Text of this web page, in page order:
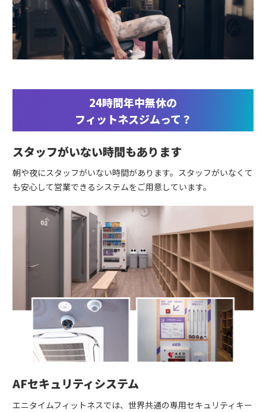
24時間年中無休の
フィットネスジムって？
スタッフがいない時間もあります
朝や夜にスタッフがいない時間があります。スタッフがいなくて
も安心して営業できるシステムをご用意しています。
AFセキュリティシステム
エニタイムフィットネスでは、世界共通の専用セキュリティキー